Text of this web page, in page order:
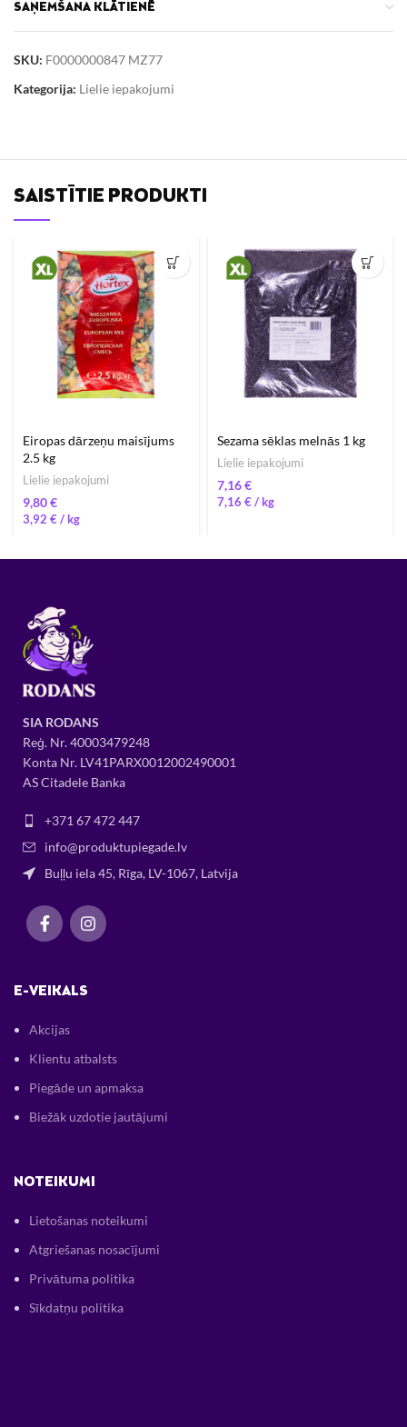
SAŅEMŠANA KLĀTIENĒ
SKU: F0000000847 MZ77
Kategorija: Lielie iepakojumi
SAISTĪTIE PRODUKTI
Eiropas dārzeņu maisījums
2.5 kg
Lielie iepakojumi
€
3,92 €/
Sezama sēklas melnās 1 kg
Lielie iepakojumi
€
7,16 € /
SIA RODANS
Reģ. Nr.40003479248
Konta Nr. LV41PARX0012002490001
AS Citadele Banka
+371 67 472 447
info@produktupiegade.lv
Buļļu iela 45, Rīga, LV-1067, Latvija
E-VEIKALS
Akcijas
Klientu atbalsts
Piegāde un apmaksa
Biežāk uzdotie jautājumi
NOTEIKUMI
Lietošanas noteikumi
Atgriešanas nosacījumi
Privātuma politika
Sīkdatņu politika